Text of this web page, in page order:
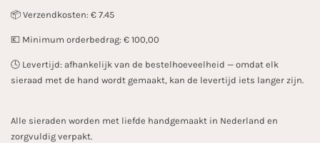
📦 Verzendkosten: € 7.45
💶 Minimum orderbedrag: € 100,00
🕓 Levertijd: afhankelijk van de bestelhoeveelheid — omdat elk
sieraad met de hand wordt gemaakt, kan de levertijd iets langer zijn.
Alle sieraden worden met liefde handgemaakt in Nederland en
zorgvuldig verpakt.